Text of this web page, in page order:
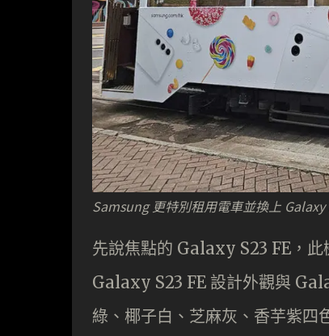
Samsung 更特別租用電車並換上 Galaxy
先說焦點的 Galaxy S23 FE，此
Galaxy S23 FE 設計外觀與
綠、椰子白、芝麻灰、香芋紫